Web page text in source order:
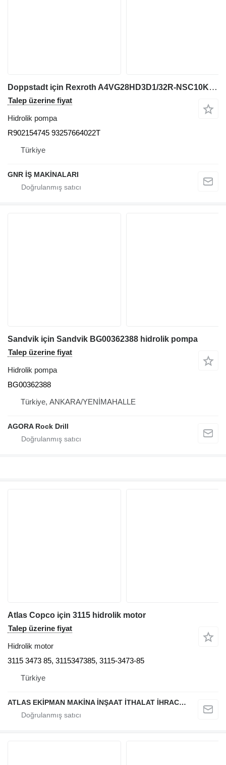
Doppstadt için Rexroth A4VG28HD3D1/32R-NSC10K016E R902154745 93257664022T hidrolik pompa
Talep üzerine fiyat
Hidrolik pompa
R902154745 93257664022T
Türkiye
GNR İŞ MAKİNALARI
Sandvik için Sandvik BG00362388 hidrolik pompa
Talep üzerine fiyat
Hidrolik pompa
BG00362388
Türkiye, ANKARA/YENİMAHALLE
AGORA Rock Drill
Atlas Copco için 3115 hidrolik motor
Talep üzerine fiyat
Hidrolik motor
3115 3473 85, 3115347385, 3115-3473-85
Türkiye
ATLAS EKİPMAN MAKİNA İNŞAAT İTHALAT İHRACAT SAN.TİC.LTD.ŞTİ